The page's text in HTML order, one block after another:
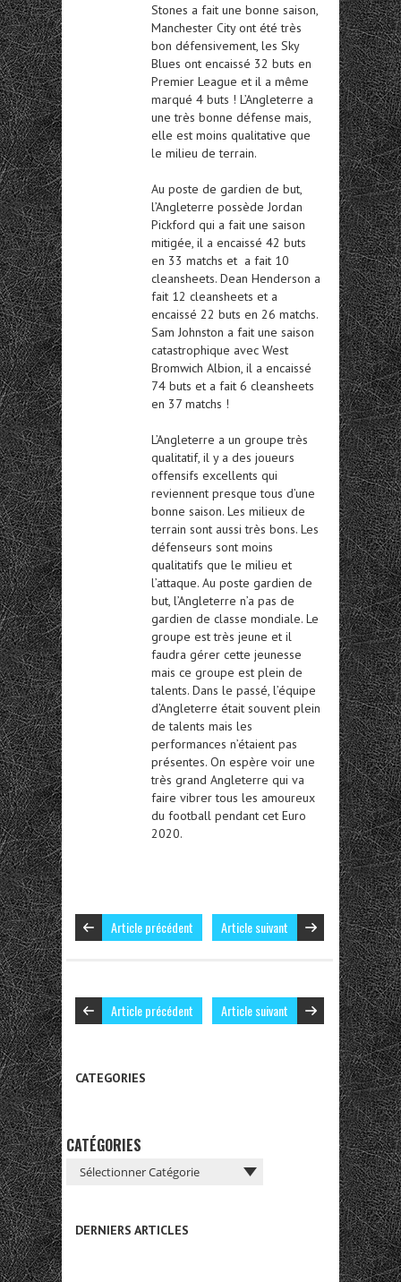
Stones a fait une bonne saison,
Manchester City ont été très
bon défensivement, les Sky
Blues ont encaissé 32 buts en
Premier League et il a même
marqué 4 buts ! L’Angleterre a
une très bonne défense mais,
elle est moins qualitative que
le milieu de terrain.
Au poste de gardien de but,
l’Angleterre possède Jordan
Pickford qui a fait une saison
mitigée, il a encaissé 42 buts
en 33 matchs et a fait 10
cleansheets. Dean Henderson a
fait 12 cleansheets et a
encaissé 22 buts en 26 matchs.
Sam Johnston a fait une saison
catastrophique avec West
Bromwich Albion, il a encaissé
74 buts et a fait 6 cleansheets
en 37 matchs !
L’Angleterre a un groupe très
qualitatif, il y a des joueurs
offensifs excellents qui
reviennent presque tous d’une
bonne saison. Les milieux de
terrain sont aussi très bons. Les
défenseurs sont moins
qualitatifs que le milieu et
l’attaque. Au poste gardien de
but, l’Angleterre n’a pas de
gardien de classe mondiale. Le
groupe est très jeune et il
faudra gérer cette jeunesse
mais ce groupe est plein de
talents. Dans le passé, l’équipe
d’Angleterre était souvent plein
de talents mais les
performances n’étaient pas
présentes. On espère voir une
très grand Angleterre qui va
faire vibrer tous les amoureux
du football pendant cet Euro
2020.
Article précédent Article suivant
Article précédent Article suivant
CATEGORIES
CATÉGORIES
DERNIERS ARTICLES